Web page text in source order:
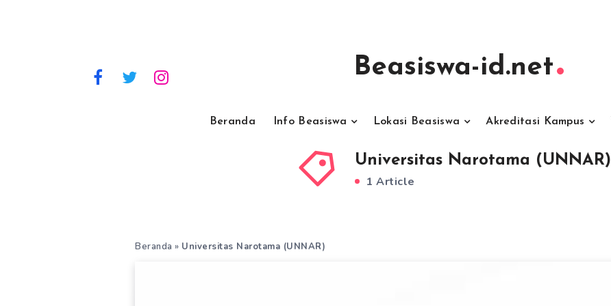
Beasiswa-id.net
Beranda Info Beasiswa Lokasi Beasiswa Akreditasi Kampus
Universitas Narotama (UNNAR)
1 Article
Beranda » Universitas Narotama (UNNAR)